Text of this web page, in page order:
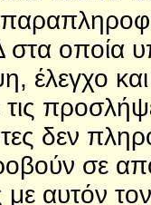
οποία
έλεγχο
δεν
σε
αυτόν